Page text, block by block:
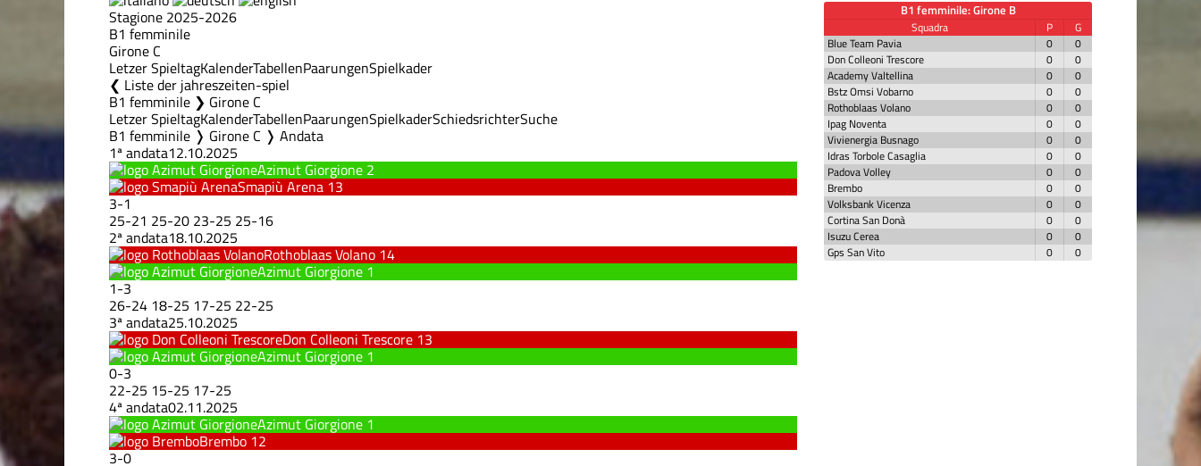
Stagione 2025-2026
B1 femminile
Girone C
Letzer SpieltagKalenderTabellenPaarungenSpielkader
Liste der jahreszeiten-spiel
B1 femminile ❯ Girone C
Letzer SpieltagKalenderTabellenPaarungenSpielkaderSchiedsrichterSuche
B1 femminile ❭ Girone C ❭ Andata
1ª andata12.10.2025
Azimut Giorgione 2
Smapiù Arena 13
3-1
25-21 25-20 23-25 25-16
2ª andata18.10.2025
Rothoblaas Volano 14
Azimut Giorgione 1
1-3
26-24 18-25 17-25 22-25
3ª andata25.10.2025
Don Colleoni Trescore 13
Azimut Giorgione 1
0-3
22-25 15-25 17-25
4ª andata02.11.2025
Azimut Giorgione 1
Brembo 12
3-0
B1 femminile: Girone B
Squadra P
G
Blue Team Pavia
0
0
Don Colleoni Trescore
0
0
Academy Valtellina
0
0
Bstz Omsi Vobarno
0
0
Rothoblaas Volano
0
0
Ipag Noventa
0
0
Vivienergia Busnago
0
0
Idras Torbole Casaglia
0
0
Padova Volley
0
0
Brembo
0
0
Volksbank Vicenza
0
0
Cortina San Donà
0
0
Isuzu Cerea
0
0
Gps San Vito
0 0